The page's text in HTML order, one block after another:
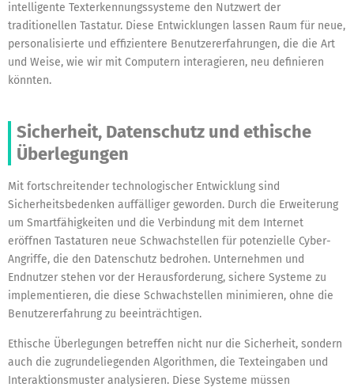
intelligente Texterkennungssysteme den Nutzwert der
traditionellen Tastatur. Diese Entwicklungen lassen Raum für neue,
personalisierte und effizientere Benutzererfahrungen, die die Art
und Weise, wie wir mit Computern interagieren, neu definieren
könnten.
Sicherheit, Datenschutz und ethische
Überlegungen
Mit fortschreitender technologischer Entwicklung sind
Sicherheitsbedenken auffälliger geworden. Durch die Erweiterung
um Smartfähigkeiten und die Verbindung mit dem Internet
eröffnen Tastaturen neue Schwachstellen für potenzielle Cyber-
Angriffe, die den Datenschutz bedrohen. Unternehmen und
Endnutzer stehen vor der Herausforderung, sichere Systeme zu
implementieren, die diese Schwachstellen minimieren, ohne die
Benutzererfahrung zu beeinträchtigen.
Ethische Überlegungen betreffen nicht nur die Sicherheit, sondern
auch die zugrundeliegenden Algorithmen, die Texteingaben und
Interaktionsmuster analysieren. Diese Systeme müssen